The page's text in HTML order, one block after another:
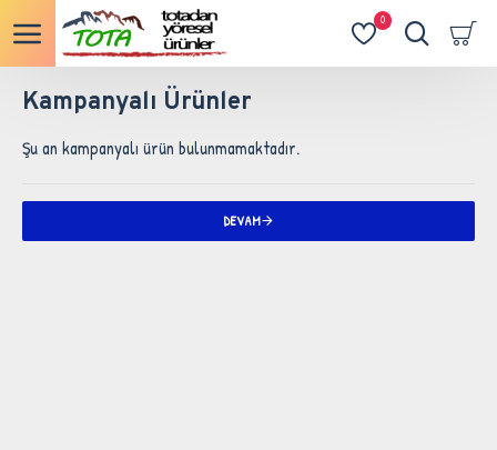
0
Kampanyalı Ürünler
Şu an kampanyalı ürün bulunmamaktadır.
DEVAM